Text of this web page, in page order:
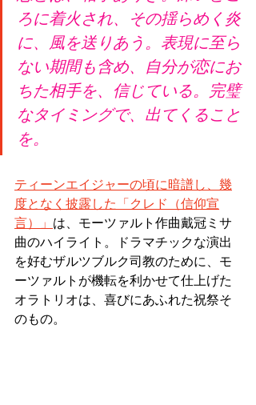
ろに着火され、その揺らめく炎
に、風を送りあう。表現に至ら
ない期間も含め、自分が恋にお
ちた相手を、信じている。完璧
なタイミングで、出てくること
を。
ティーンエイジャーの頃に暗譜し、幾
度となく披露した「クレド（信仰宣
言）」 は、モーツァルト作曲戴冠ミサ
曲のハイライト。ドラマチックな演出
を好むザルツブルク司教のために、モ
ーツァルトが機転を利かせて仕上げた
オラトリオは、喜びにあふれた祝祭そ
のもの。